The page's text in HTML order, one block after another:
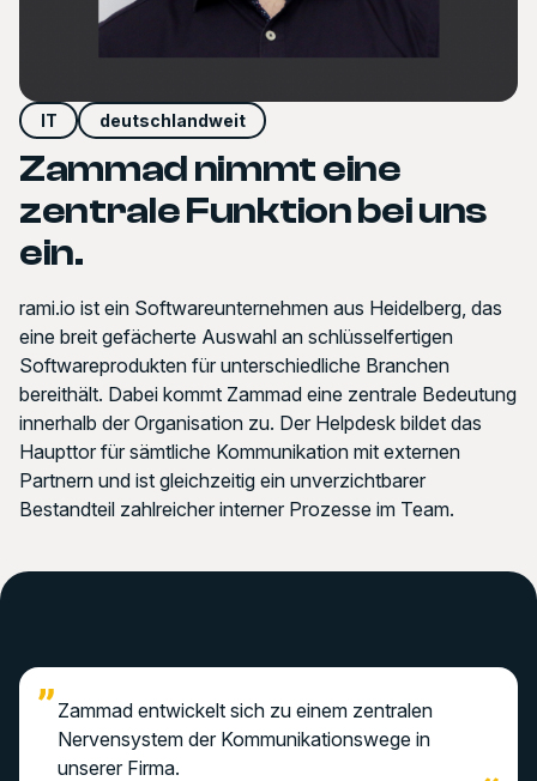
IT deutschlandweit
Zammad nimmt eine
zentrale Funktion bei uns
ein.
rami.io ist ein Softwareunternehmen aus Heidelberg, das
eine breit gefächerte Auswahl an schlüsselfertigen
Softwareprodukten für unterschiedliche Branchen
bereithält. Dabei kommt Zammad eine zentrale Bedeutung
innerhalb der Organisation zu. Der Helpdesk bildet das
Haupttor für sämtliche Kommunikation mit externen
Partnern und ist gleichzeitig ein unverzichtbarer
Bestandteil zahlreicher interner Prozesse im Team.
Zammad entwickelt sich zu einem zentralen
Nervensystem der Kommunikationswege in
unserer Firma.